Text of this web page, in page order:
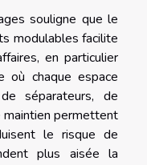
souligne que le
modulables facilite
en particulier
où chaque espace
séparateurs, de
permettent
le risque de
plus aisée la